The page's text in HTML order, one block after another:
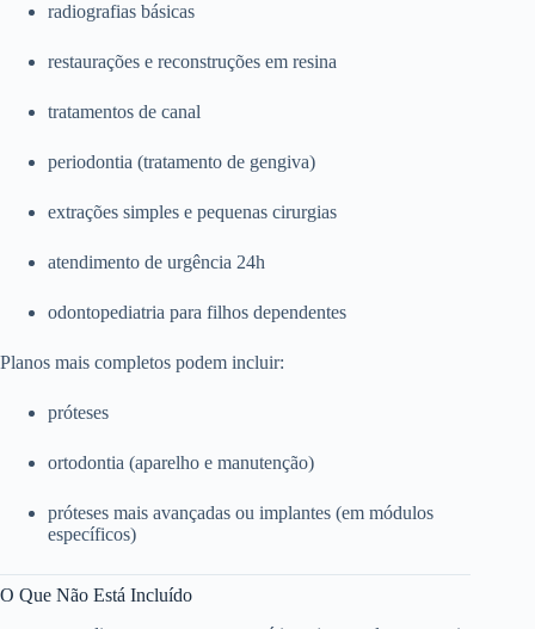
radiografias básicas
restaurações e reconstruções em resina
tratamentos de canal
periodontia (tratamento de gengiva)
extrações simples e pequenas cirurgias
atendimento de urgência 24h
odontopediatria para filhos dependentes
Planos mais completos podem incluir:
próteses
ortodontia (aparelho e manutenção)
próteses mais avançadas ou implantes (em módulos
específicos)
O Que Não Está Incluído